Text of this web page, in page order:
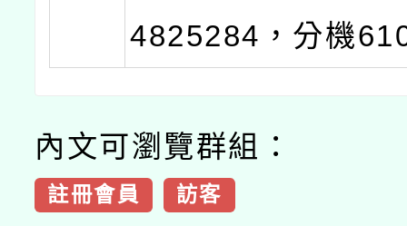
4825284，分機
內文可瀏覽群組：
註冊會員 訪客